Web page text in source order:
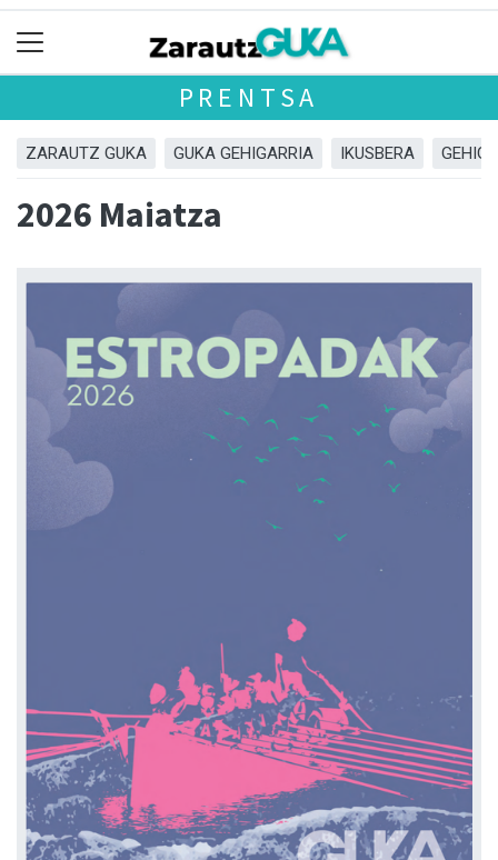
PRENTSA
ZARAUTZ GUKA GUKA GEHIGARRIA IKUSBERA
2026 Maiatza